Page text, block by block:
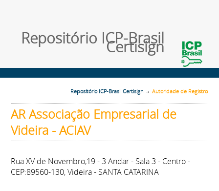
Repositório ICP-Brasil
Certisign
Repositório ICP-Brasil Certisign Autoridade de Registro
AR Associação Empresarial de
Videira - ACIAV
Rua XV de Novembro,19 - 3 Andar - Sala 3 - Centro -
CEP:89560-130, Videira - SANTA CATARINA